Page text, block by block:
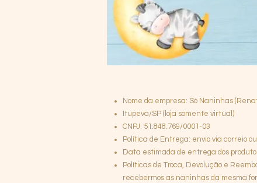
Nome da empresa: Só Naninhas
Itupeva/SP (loja somente virtual)
CNPJ: 51.848.769/0001-03
Política de Entrega: envio via correio
Data estimada de entrega dos
Políticas de Troca, Devolução e
recebermos as naninhas da mesma